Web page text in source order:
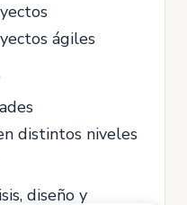
ágiles
distintos niveles
diseño y